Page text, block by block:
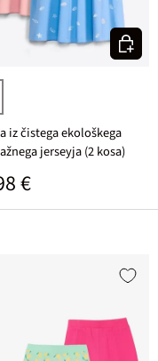
modra + svetlo rozasta
iz čistega ekološkega
jerseyja (2 kosa)
cena
€
Izberi